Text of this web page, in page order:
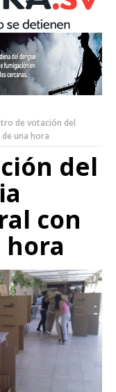
de votación del
una hora
del
con